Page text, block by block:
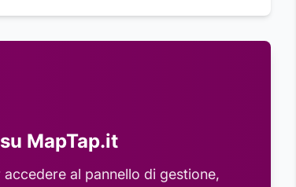
MapTap.it
accedere al pannello di gestione,